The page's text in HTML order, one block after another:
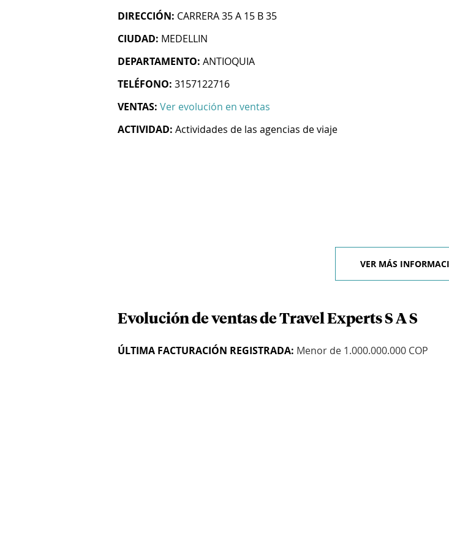
DIRECCIÓN: CARRERA 35 A 15 B 35
CIUDAD: MEDELLIN
DEPARTAMENTO: ANTIOQUIA
TELÉFONO: 3157122716
VENTAS: Ver evolución en ventas
ACTIVIDAD: Actividades de las agencias de viaje
VER MÁS
Evolución de ventas de Travel Experts S A S
ÚLTIMA FACTURACIÓN REGISTRADA: Menor de 1.000.000.000 COP